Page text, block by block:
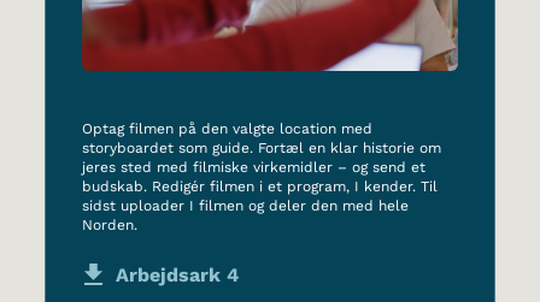
Optag filmen på den valgte location med
storyboardet som guide. Fortæl en klar historie om
jeres sted med filmiske virkemidler – og send et
budskab. Redigér filmen i et program, I kender. Til
sidst uploader I filmen og deler den med hele
Norden.
Arbejdsark 4